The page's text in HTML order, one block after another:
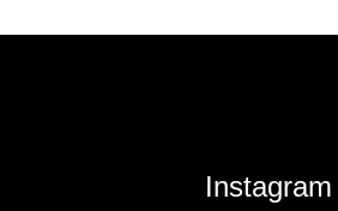
Instagram